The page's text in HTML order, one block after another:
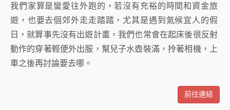
我們家算是蠻愛往外跑的，若沒有充裕的時間和資金旅
遊，也要去個郊外走走踏踏，尤其是遇到氣候宜人的假
日，就算事先沒有出遊計畫，我們也常會在起床後很反射
動作的穿著輕便外出服，幫兒子水壺裝滿，拎著相機，上
車之後再討論要去哪。
前往連結